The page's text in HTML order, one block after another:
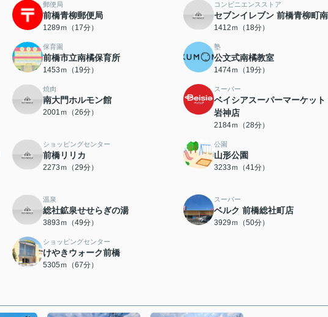
郵便局
前橋青柳郵便局
1289ｍ（17分）
コンビニエンスストア
セブンイレブン 前橋青柳町
1412ｍ（18分）
保育園
前橋市立南橘保育所
1453ｍ（19分）
塾
公文式南橘教室
1474ｍ（19分）
焼肉
南大門ホルモン館
2001ｍ（26分）
スーパー
ベイシアスーパーマーケット
岩神店
2184ｍ（28分）
ショッピングセンター
前橋リリカ
2273ｍ（29分）
公園
山形公園
3233ｍ（41分）
温泉
総社鉱泉せせらぎの湯
3893ｍ（49分）
スーパー
ベルク 前橋総社町店
3929ｍ（50分）
ショッピングセンター
けやきウォーク前橋
5305ｍ（67分）